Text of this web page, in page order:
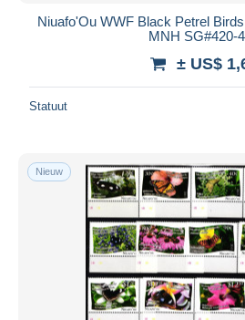
Niuafo'Ou WWF Black Petrel
MNH SG#420-
± US$
Statuut
Nieuw